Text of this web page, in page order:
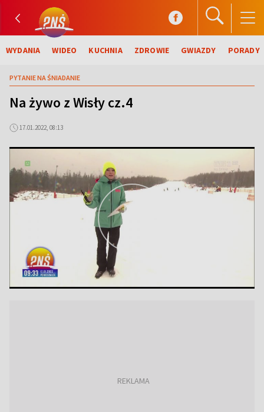
WYDANIA WIDEO KUCHNIA ZDROWIE GWIAZDY PORADY
PYTANIE NA ŚNIADANIE
Na żywo z Wisły cz.4
17.01.2022, 08:13